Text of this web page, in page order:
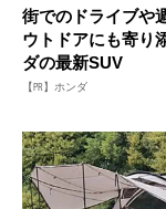
街でのドライブや
ウトドアにも寄り
ダの最新SUV
【PR】ホンダ